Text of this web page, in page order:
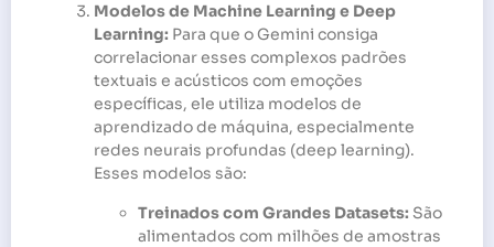
Modelos de Machine Learning e Deep
Learning: Para que o Gemini consiga
correlacionar esses complexos padrões
textuais e acústicos com emoções
específicas, ele utiliza modelos de
aprendizado de máquina, especialmente
redes neurais profundas (deep learning).
Esses modelos são:
Treinados com Grandes Datasets: São
alimentados com milhões de amostras